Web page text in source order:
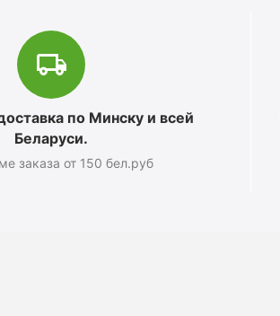
по Минску и всей
Беларуси.
заказа от 150 бел.руб